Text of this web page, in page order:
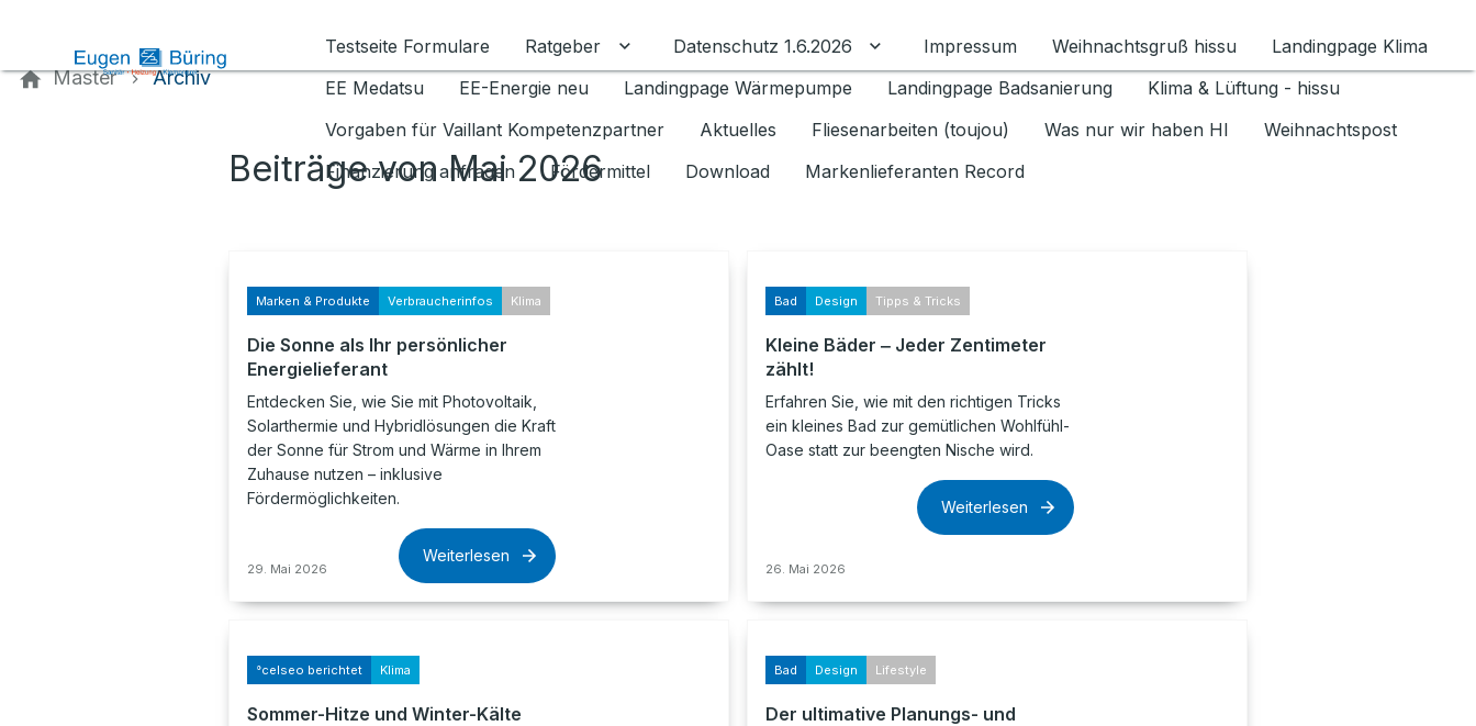
Testseite Formulare
Ratgeber Untermenü für Ratgeber umschalten
Datenschutz 1.6.2026 Untermenü für Datenschutz 1.6.2026 umschalten
Impressum Weihnachtsgruß hissu
Landingpage Klima
EE Medatsu
EE-Energie neu Landingpage Wärmepumpe Landingpage Badsanierung
Klima & Lüftung - hissu
Vorgaben für Vaillant Kompetenzpartner
Aktuelles Fliesenarbeiten (toujou) Was nur wir haben HI
Weihnachtspost
Finanzierung anfragen
Fördermittel Download Markenlieferanten Record
Master Archiv
Beiträge von Mai 2026
Marken & Produkte Verbraucherinfos Klima
Die Sonne als Ihr persönlicher
Energielieferant
Entdecken Sie, wie Sie mit Photovoltaik,
Solarthermie und Hybridlösungen die Kraft
der Sonne für Strom und Wärme in Ihrem
Zuhause nutzen – inklusive
Fördermöglichkeiten.
29. Mai 2026
Weiterlesen
Bad Design Tipps & Tricks
Kleine Bäder ‒ Jeder Zentimeter
zählt!
Erfahren Sie, wie mit den richtigen Tricks
ein kleines Bad zur gemütlichen Wohlfühl-
Oase statt zur beengten Nische wird.
26. Mai 2026
Weiterlesen
°celseo berichtet Klima
Sommer-Hitze und Winter-Kälte
Bad Design Lifestyle
Der ultimative Planungs- und